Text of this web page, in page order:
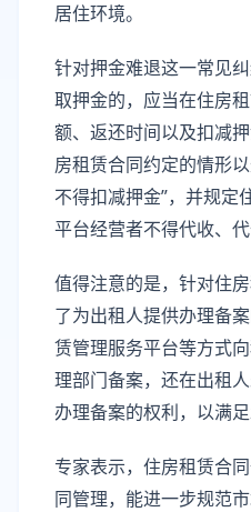
居住环境。
针对押金难退这一常见
取押金的，应当在住房
额、返还时间以及扣减
房租赁合同约定的情形
不得扣减押金”，并规定
平台经营者不得代收、
值得注意的是，针对住
了为出租人提供办理备
赁管理服务平台等方式
理部门备案，还在出租
办理备案的权利，以满
专家表示，住房租赁合
同管理，能进一步规范